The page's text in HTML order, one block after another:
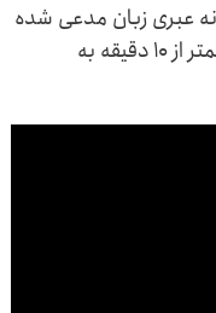
عبری زبان مدعی شده
بیش از ۴۰۰ موشک هایپرسونیک در کمتر از ۱۰ دقیقه به